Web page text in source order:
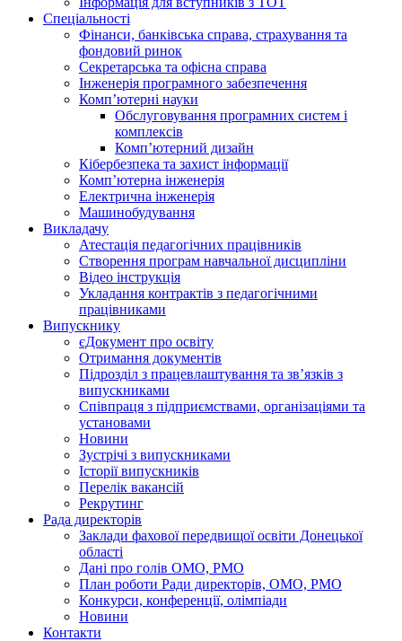
Спеціальності
Фінанси, банківська справа, страхування та
фондовий ринок
Секретарська та офісна справа
Інженерія програмного забезпечення
Комп’ютерні науки
Обслуговування програмних систем і
комплексів
Комп’ютерний дизайн
Кібербезпека та захист інформації
Комп’ютерна інженерія
Електрична інженерія
Машинобудування
Викладачу
Атестація педагогічних працівників
Створення програм навчальної дисципліни
Відео інструкція
Укладання контрактів з педагогічними
працівниками
Випускнику
єДокумент про освіту
Отримання документів
Підрозділ з працевлаштування та зв’язків з
випускниками
Співпраця з підприємствами, організаціями та
установами
Новини
Зустрічі з випускниками
Історії випускників
Перелік вакансій
Рекрутинг
Рада директорів
Заклади фахової передвищої освіти Донецької
області
Дані про голів ОМО, РМО
План роботи Ради директорів, ОМО, РМО
Конкурси, конференції, олімпіади
Новини
Контакти